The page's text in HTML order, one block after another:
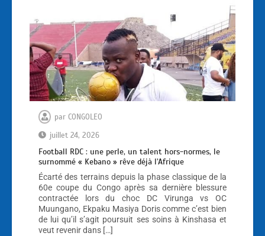
par CONGOLEO
juillet 24, 2026
Football RDC : une perle, un talent hors-normes, le
surnommé « Kebano » rêve déjà l’Afrique
Écarté des terrains depuis la phase classique de la
60e coupe du Congo après sa dernière blessure
contractée lors du choc DC Virunga vs OC
Muungano, Ekpaku Masiya Doris comme c’est bien
de lui qu’il s’agit poursuit ses soins à Kinshasa et
veut revenir dans […]